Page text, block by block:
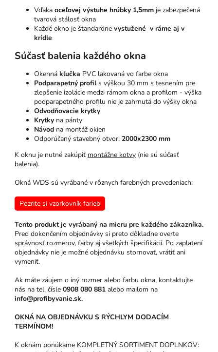
Vďaka oceľovej výstuhe hrúbky 1,5mm je zabezpečená
tvarová stálosť okna
Každé okno je štandardne vystužené v ráme aj v
krídle
Súčasť balenia každého okna
Okenná kľučka PVC lakovaná vo farbe okna
Podparapetný profils výškou 30 mm s tesnením pre
zlepšenie izolácie medzi rámom okna a profilom - výška
podparapetného profilu nie je zahrnutá do výšky okna
Odvodňovacie krytky
Krytky na pánty
Návod na montáž okien
Odporúčaný stavebný otvor: 2000x2300 mm
K oknu je nutné zakúpiť montážne kotvy (nie sú súčasť
balenia).
Okná WDS sú vyrábané v rôznych farebných prevedeniach:
Pozrite si vzorkovník farieb
Tento produkt je vyrábaný na mieru pre každého zákazníka.
Pred dokončením objednávky si preto dôkladne overte
správnosť rozmerov, farby aj všetkých špecifikácií. Po zaplatení
objednávky nie je možné objednávku stornovať, vrátiť ani
vymeniť.
Ak máte záujem o iný rozmer alebo farbu okna, kontaktujte
nás na tel. čísle 0908 080 881 alebo mailom na
info@profibyvanie.sk.
OKNÁ NA OBJEDNÁVKU S RÝCHLYM DODACÍM
TERMÍNOM!
K oknám ponúkame KOMPLETNÝ SORTIMENT DOPLNKOV: